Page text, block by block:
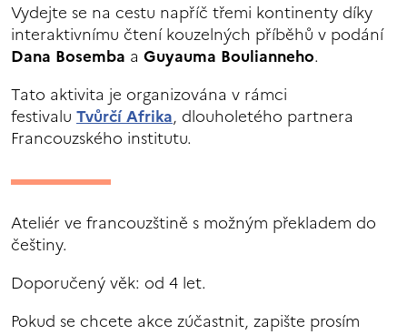
Vydejte se na cestu napříč třemi kontinenty díky
interaktivnímu čtení kouzelných příběhů v podání
Dana Bosemba a Guyauma Boulianneho.
Tato aktivita je organizována v rámci
festivalu Tvůrčí Afrika, dlouholetého partnera
Francouzského institutu.
Ateliér ve francouzštině s možným překladem do
češtiny.
Doporučený věk: od 4 let.
Pokud se chcete akce zúčastnit, zapište prosím